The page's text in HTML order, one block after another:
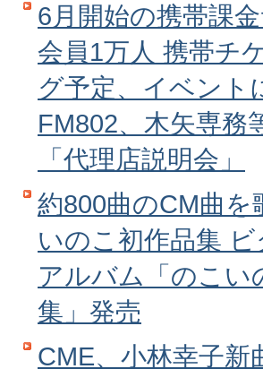
6月開始の携帯課
会員1万人 携帯チ
グ予定、イベント
FM802、木矢専務
「代理店説明会」
約800曲のCM曲を
いのこ初作品集 ビ
アルバム「のこい
集」発売
CME、小林幸子新